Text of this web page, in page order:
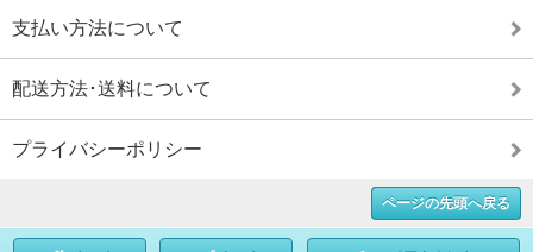
支払い方法について
配送方法･送料について
プライバシーポリシー
ページの先頭へ戻る